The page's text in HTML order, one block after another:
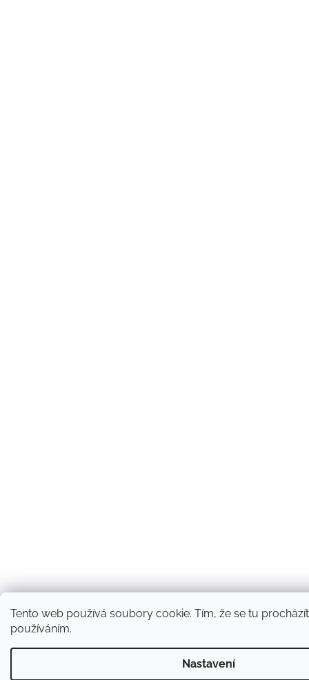
Tento web používá soubory cookie. Tím, že se tu
používáním.
Nastavení